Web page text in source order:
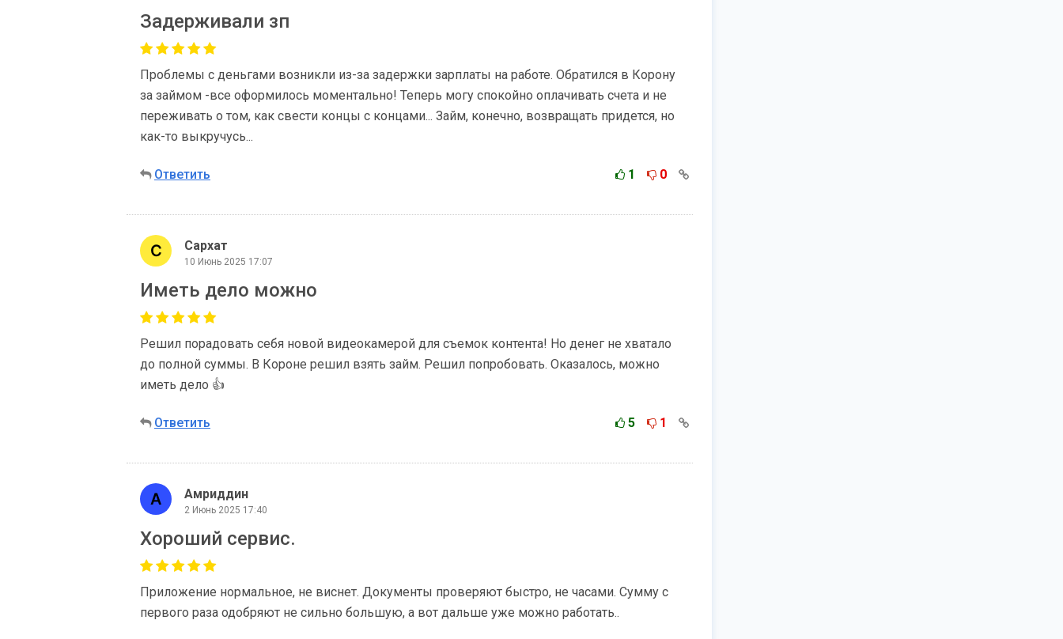
Задерживали зп
Проблемы с деньгами возникли из-за задержки зарплаты на работе. Обратился в Корону
за займом -все оформилось моментально! Теперь могу спокойно оплачивать счета и не
переживать о том, как свести концы с концами... Займ, конечно, возвращать придется, но
как-то выкручусь...
Ответить 1 0
Сархат
10 Июнь 2025 17:07
Иметь дело можно
Решил порадовать себя новой видеокамерой для съемок контента! Но денег не хватало
до полной суммы. В Короне решил взять займ. Решил попробовать. Оказалось, можно
иметь дело 👍
Ответить 5 1
Амриддин
2 Июнь 2025 17:40
Хороший сервис.
Приложение нормальное, не виснет. Документы проверяют быстро, не часами. Сумму с
первого раза одобряют не сильно большую, а вот дальше уже можно работать..